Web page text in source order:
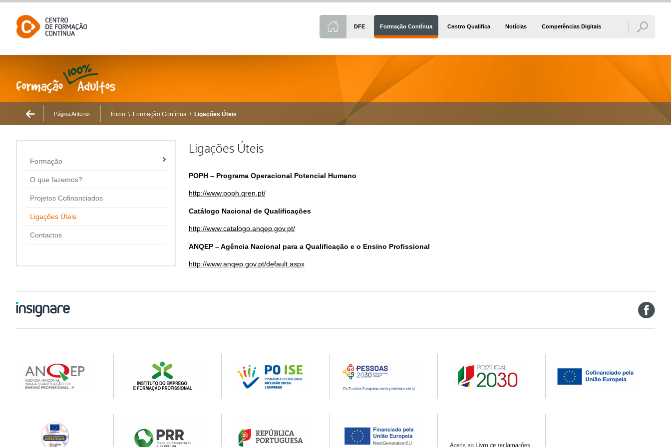
DFE Formação Contínua Centro Qualifica Notícias Competências Digitais
Página Anterior Ínicio \ Formação Contínua \ Ligações Úteis
Formação
O que fazemos?
Projetos Cofinanciados
Ligações Úteis
Contactos
Ligações Úteis
POPH – Programa Operacional Potencial Humano
http://www.poph.qren.pt/
Catálogo Nacional de Qualificações
http://www.catalogo.anqep.gov.pt/
ANQEP – Agência Nacional para a Qualificação e o Ensino Profissional
http://www.anqep.gov.pt/default.aspx